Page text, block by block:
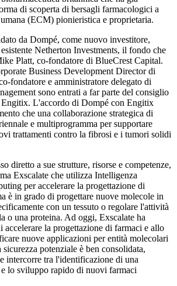
di scoperta di bersagli farmacologici a
(ECM) pionieristica e proprietaria.
da Dompé, come nuovo investitore,
Netherton Investments, il fondo che
Platt, co-fondatore di BlueCrest Capital.
Business Development Director di
fondatore e amministratore delegato di
sono entrati a far parte del consiglio
L'accordo di Dompé con Engitix
che una collaborazione strategica di
e multiprogramma per supportare
trattamenti contro la fibrosi e i tumori solidi
diretto a sue strutture, risorse e competenze,
Exscalate che utilizza Intelligenza
per accelerare la progettazione di
è in grado di progettare nuove molecole in
con un tessuto o regolare l'attività
o una proteina. Ad oggi, Exscalate ha
accelerare la progettazione di farmaci e allo
nuove applicazioni per entità molecolari
potenziale è ben consolidata,
intercorre tra l'identificazione di una
lo sviluppo rapido di nuovi farmaci